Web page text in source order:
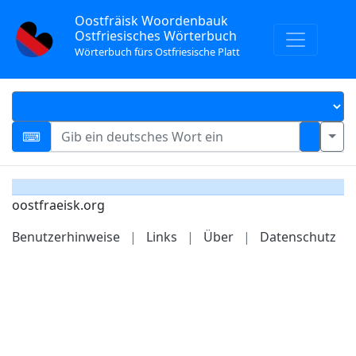
Oostfräisk Woordenbauk
Ostfriesisches Wörterbuch
Wörterbuch fürs Ostfriesische Platt
oostfraeisk.org
Benutzerhinweise
| Links | Über | Datenschutz